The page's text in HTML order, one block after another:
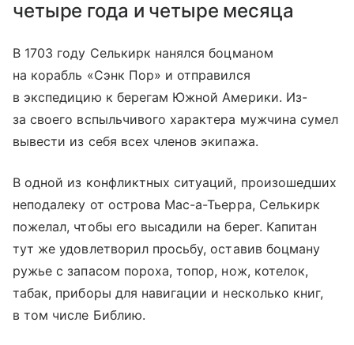
четыре года и четыре месяца
В 1703 году Селькирк нанялся боцманом
на корабль «Сэнк Пор» и отправился
в экспедицию к берегам Южной Америки. Из-
за своего вспыльчивого характера мужчина сумел
вывести из себя всех членов экипажа.
В одной из конфликтных ситуаций, произошедших
неподалеку от острова Мас-а-Тьерра, Селькирк
пожелал, чтобы его высадили на берег. Капитан
тут же удовлетворил просьбу, оставив боцману
ружье с запасом пороха, топор, нож, котелок,
табак, приборы для навигации и несколько книг,
в том числе Библию.